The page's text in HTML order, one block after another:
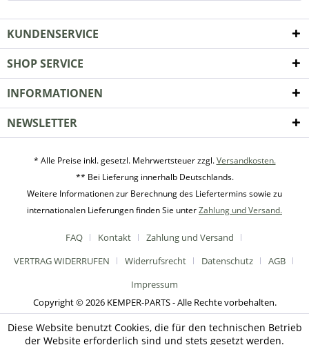
KUNDENSERVICE
SHOP SERVICE
INFORMATIONEN
NEWSLETTER
* Alle Preise inkl. gesetzl. Mehrwertsteuer zzgl.Versandkosten.
** Bei Lieferung innerhalb Deutschlands.
Weitere Informationen zur Berechnung des Liefertermins sowie zu
internationalen Lieferungen finden Sie unterZahlung und Versand.
FAQ Kontakt
Zahlung und Versand
VERTRAG WIDERRUFEN
Widerrufsrecht Datenschutz
AGB
Impressum
Copyright © 2026 KEMPER-PARTS - Alle Rechte vorbehalten.
Diese Website benutzt Cookies, die für den technischen Betrieb
der Website erforderlich sind und stets gesetzt werden.